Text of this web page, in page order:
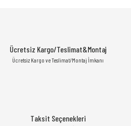
Ücretsiz Kargo/Teslimat&Montaj
Ücretsiz Kargo ve Teslimat/Montaj İmkanı
Taksit Seçenekleri